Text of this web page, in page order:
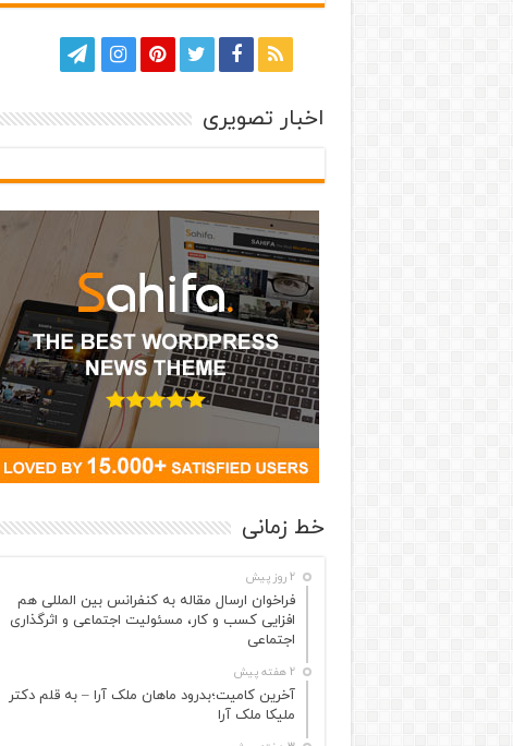
اخبار تصویری
خط زمانی
2 روز پیش
فراخوان ارسال مقاله به کنفرانس بین المللی هم
افزایی کسب و کار، مسئولیت اجتماعی و اثرگذاری
اجتماعی
2 هفته پیش
آخرین کامیت؛بدرود ماهان ملک آرا – به قلم دکتر
ملیکا ملک آرا